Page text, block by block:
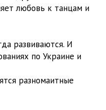
любовь к танцам и
развиваются. И
по Украине и
разномаитные